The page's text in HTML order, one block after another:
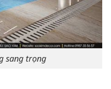
sang trọng